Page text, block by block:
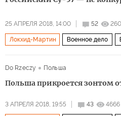
25 АПРЕЛЯ 2018, 14:00 52
Локхид-Мартин Военное дело
Kh-38ME Хонда Цивик стелс
Do Rzeczy Польша
Польша прикроется зонтом
3 АПРЕЛЯ 2018, 19:55 43 4666